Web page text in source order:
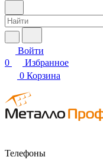
Войти
0
Избранное
0 Корзина
Телефоны